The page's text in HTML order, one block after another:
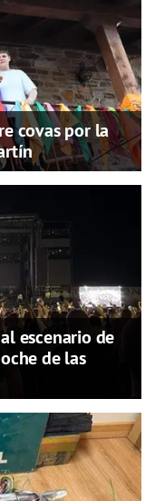
covas por la
escenario de
de las